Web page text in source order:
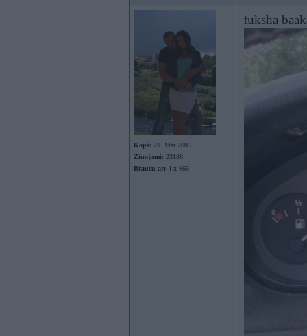
Kopš: 29. Mar 2005
Ziņojumi: 23186
Braucu ar: 4 x 666
tuksha